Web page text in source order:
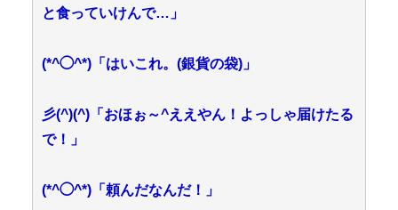
と食っていけんで…」
(*^◯^*)「はいこれ。(銀貨の袋)」
彡(^)(^)「おほぉ～^ええやん！よっしゃ届けたる
で！」
(*^◯^*)「頼んだなんだ！」